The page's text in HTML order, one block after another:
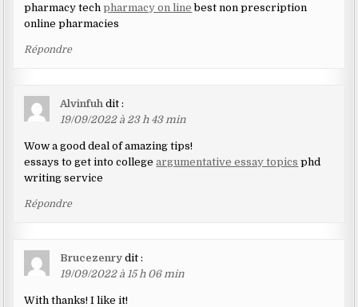
pharmacy techpharmacy on line best non prescription
online pharmacies
Répondre
Alvinfuh dit :
19/09/2022 à 23 h 43 min
Wow a good deal of amazing tips!
essays to get into collegeargumentative essay topics phd
writing service
Répondre
Brucezenry dit :
19/09/2022 à 15 h 06 min
With thanks! I like it!